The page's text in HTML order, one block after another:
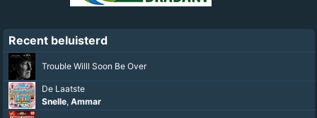
Recent beluisterd
Trouble Willl Soon Be Over
De Laatste
Snelle, Ammar